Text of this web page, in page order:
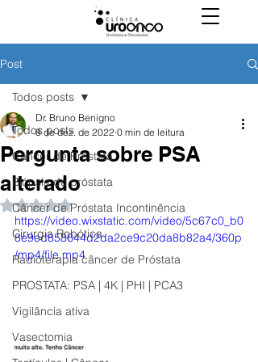
Post
Todos posts
Câncer de Próstata
Biópsia de próstata
Câncer de Próstata Incontinência
Cirurgia Robótica
Radioterapia câncer de Próstata
PROSTATA: PSA | 4K | PHI | PCA3
Vigilância ativa
Vasectomia
Todos posts
Pergunta sobre PSA
alterado
Dr. Bruno Benigno
8 de dez. de 2022 0 min de leitura
Avaliado com NaN de 5 estrelas.
https://video.wixstatic.com/video/5c67c0_b0
8e9ed858644d2da2ce9c20da8b82a4/360p
/mp4/file.mp4